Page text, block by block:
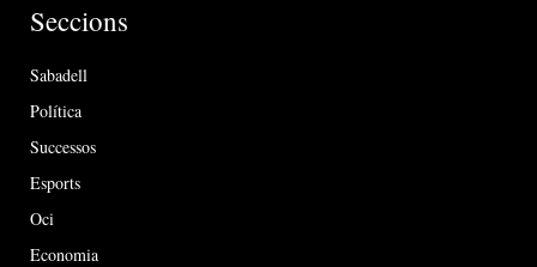
Seccions
Sabadell
Política
Successos
Esports
Oci
Economia